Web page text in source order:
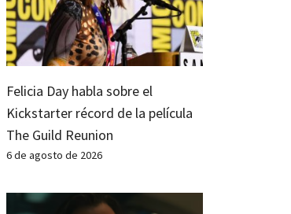
Felicia Day habla sobre el
Kickstarter récord de la película
The Guild Reunion
6 de agosto de 2026